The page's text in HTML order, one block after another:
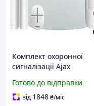
Комплект охоронної
сигналізації Ajax
ECG (8EU) UA white
Готово до відправки
від 1848₴/міс